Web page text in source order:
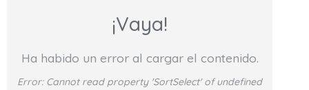
¡Vaya!
Ha habido un error al cargar el contenido.
Error: Cannot read property 'SortSelect' of undefined